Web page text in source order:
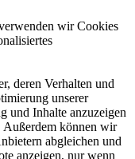
wir Cookies
deren Verhalten und
unserer
und Inhalte anzuzeigen
Außerdem können wir
abgleichen und
anzeigen, nur wenn